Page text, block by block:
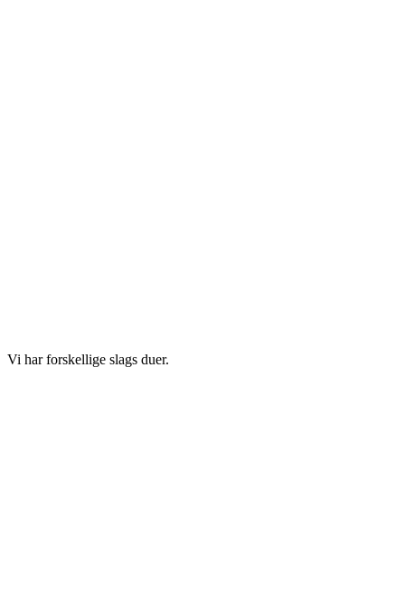
Vi har forskellige slags duer.